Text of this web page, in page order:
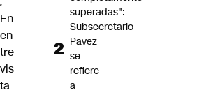
En
en
tre
vis
ta
superadas":
Subsecretario
Pavez
se
refiere
a